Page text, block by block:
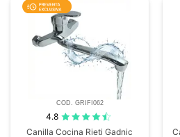
COD. GRIFI062
4.8
Canilla Cocina Rieti Gadnic